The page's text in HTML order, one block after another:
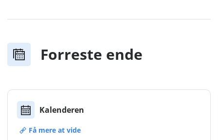
Forreste ende
Kalenderen
Få mere at vide